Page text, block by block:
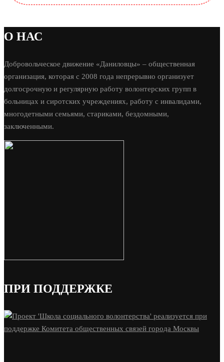
О НАС
Добровольческое движение «Даниловцы» – общественная
организация, которая с 2008 года непрерывно организует
долгосрочную и регулярную работу волонтерских групп в
больницах и сиротских учреждениях, работу с инвалидами,
многодетными семьями, стариками, бездомными,
заключенными.
ПРИ ПОДДЕРЖКЕ